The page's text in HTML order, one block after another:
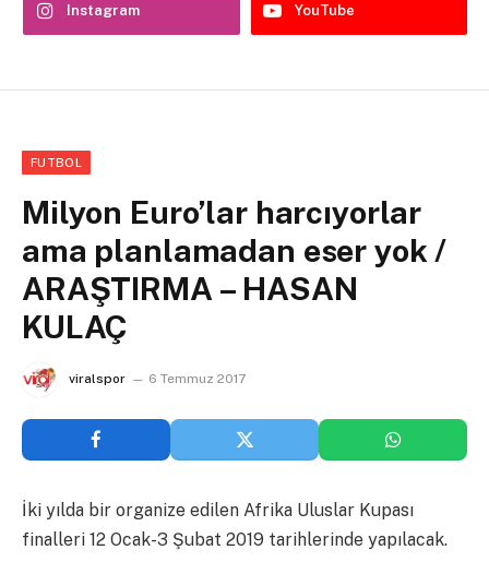
Instagram YouTube
FUTBOL
Milyon Euro’lar harcıyorlar
ama planlamadan eser yok /
ARAŞTIRMA – HASAN
KULAÇ
viralspor 6 Temmuz 2017
İki yılda bir organize edilen Afrika Uluslar Kupası
finalleri 12 Ocak-3 Şubat 2019 tarihlerinde yapılacak.